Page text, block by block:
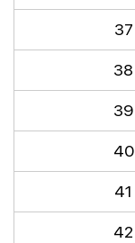
37
38
39
40
41
42